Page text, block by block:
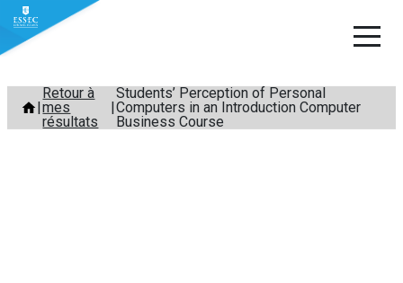
Aller
contenu
Retour à
mes
résultats
Students’ Perception of Personal
Computers in an Introduction Computer
Business Course